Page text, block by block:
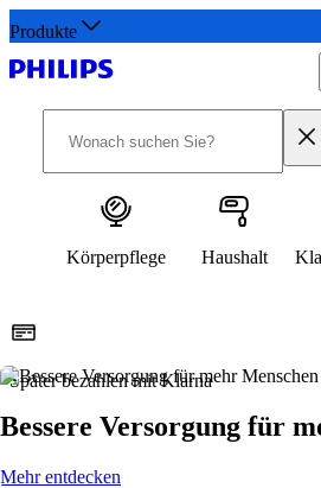
Produkte
Körperpflege Haushalt
Später bezahlen mit Klarna
Bessere Versorgung für
Mehr entdecken